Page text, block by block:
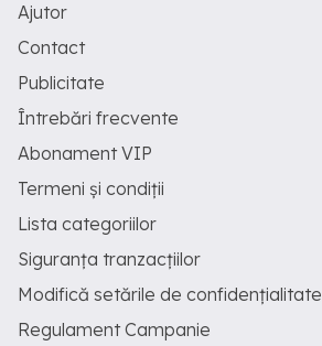
Ajutor
Contact
Publicitate
Întrebări frecvente
Abonament VIP
Termeni și condiții
Lista categoriilor
Siguranța tranzacțiilor
Modifică setările de confidențialitate
Regulament Campanie